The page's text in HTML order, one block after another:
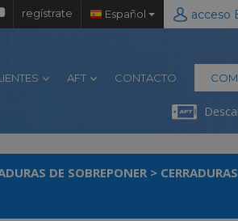
regístrate Español
AFT CONTACTO
DE SOBREPONER >